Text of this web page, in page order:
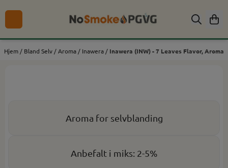
Hopp til innhold
Hjem / Bland Selv /Aroma / Inawera / Inawera (INW) - 7 Leaves Flavor, Aroma
Aroma for selvblanding
Anbefalt i miks: 2-5%